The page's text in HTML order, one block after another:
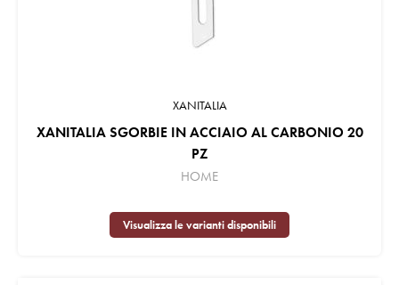
XANITALIA
XANITALIA SGORBIE IN ACCIAIO AL CARBONIO 20
PZ
HOME
Visualizza le varianti disponibili